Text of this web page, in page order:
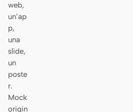
Marketing
AI
web,
un’ap
p,
una
slide,
un
poste
r.
Mock
origin